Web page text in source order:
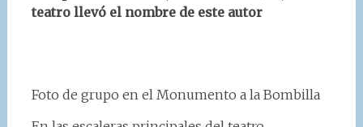
teatro llevó el nombre de este autor
Foto de grupo en el Monumento a la Bombilla